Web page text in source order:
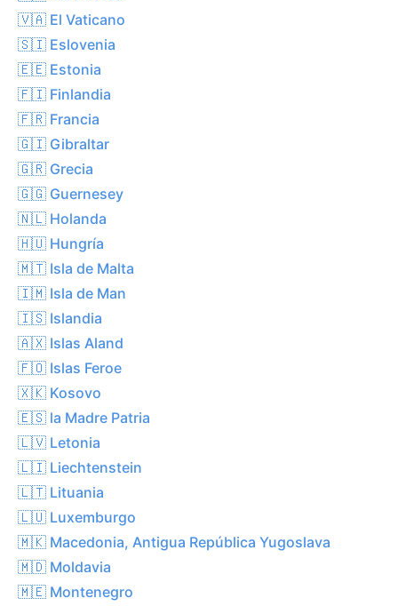
🇻🇦 El Vaticano
🇸🇮 Eslovenia
🇪🇪 Estonia
🇫🇮 Finlandia
🇫🇷 Francia
🇬🇮 Gibraltar
🇬🇷 Grecia
🇬🇬 Guernesey
🇳🇱 Holanda
🇭🇺 Hungría
🇲🇹 Isla de Malta
🇮🇲 Isla de Man
🇮🇸 Islandia
🇦🇽 Islas Aland
🇫🇴 Islas Feroe
🇽🇰 Kosovo
🇪🇸 la Madre Patria
🇱🇻 Letonia
🇱🇮 Liechtenstein
🇱🇹 Lituania
🇱🇺 Luxemburgo
🇲🇰 Macedonia, Antigua República Yugoslava
🇲🇩 Moldavia
🇲🇪 Montenegro